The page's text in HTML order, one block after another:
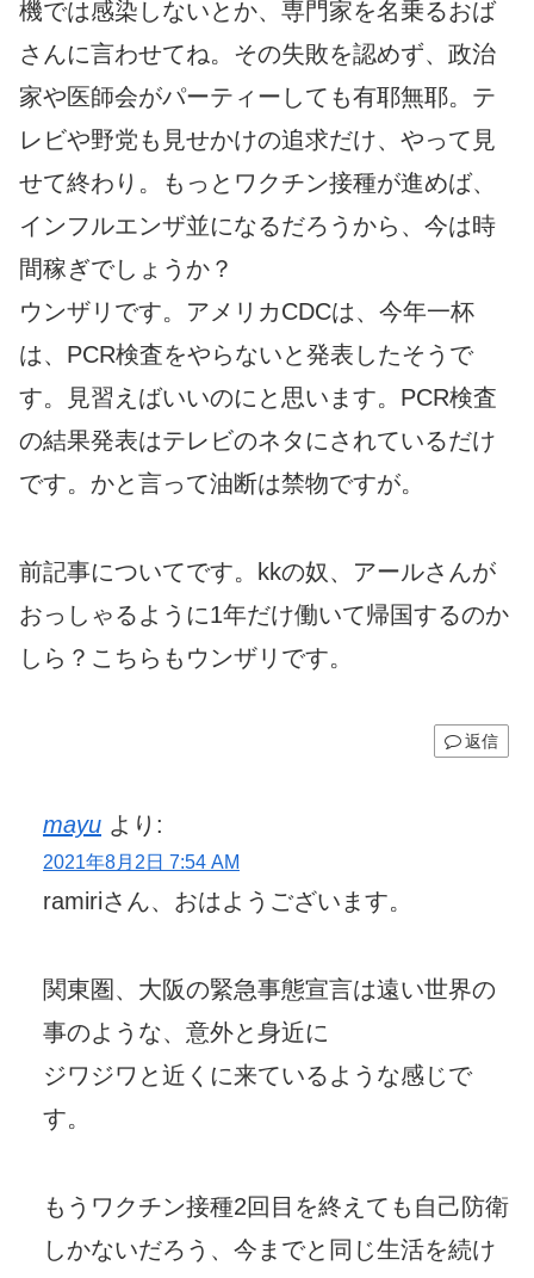
機では感染しないとか、専門家を名乗るおば
さんに言わせてね。その失敗を認めず、政治
家や医師会がパーティーしても有耶無耶。テ
レビや野党も見せかけの追求だけ、やって見
せて終わり。もっとワクチン接種が進めば、
インフルエンザ並になるだろうから、今は時
間稼ぎでしょうか？
ウンザリです。アメリカCDCは、今年一杯
は、PCR検査をやらないと発表したそうで
す。見習えばいいのにと思います。PCR検査
の結果発表はテレビのネタにされているだけ
です。かと言って油断は禁物ですが。
前記事についてです。kkの奴、アールさんが
おっしゃるように1年だけ働いて帰国するのか
しら？こちらもウンザリです。
返信
mayu より:
2021年8月2日 7:54 AM
ramiriさん、おはようございます。
関東圏、大阪の緊急事態宣言は遠い世界の
事のような、意外と身近に
ジワジワと近くに来ているような感じで
す。
もうワクチン接種2回目を終えても自己防衛
しかないだろう、今までと同じ生活を続け